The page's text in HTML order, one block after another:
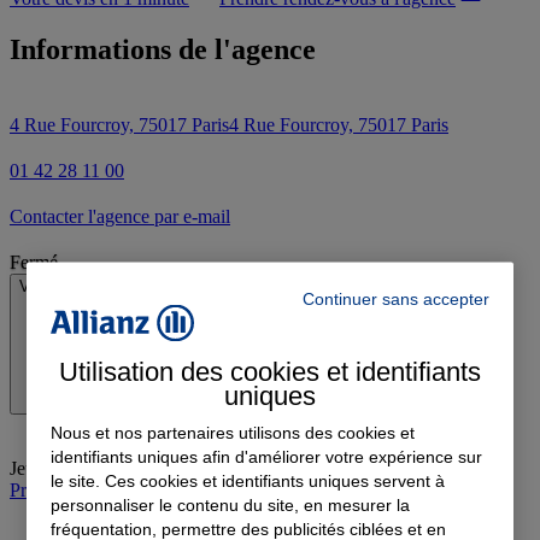
Informations de l'agence
4 Rue Fourcroy, 75017 Paris4 Rue Fourcroy, 75017 Paris
01 42 28 11 00
Contacter l'agence par e-mail
Fermé
Voir les horaires
Jeudi : 09:30-12:30, 14:00-18:00
Prendre rendez-vous à l'agence
Continuer sans accepter
Utilisation des cookies et identifiants
uniques
Nous et nos partenaires utilisons des cookies et
identifiants uniques afin d'améliorer votre expérience sur
le site. Ces cookies et identifiants uniques servent à
personnaliser le contenu du site, en mesurer la
fréquentation, permettre des publicités ciblées et en